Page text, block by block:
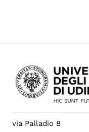
via Palladio 8